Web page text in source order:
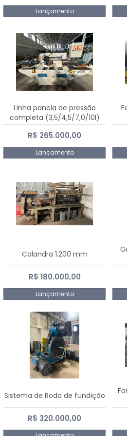
Lançamento
Linha panela de pressão
completa (3,5/4,5/7,0/10l)
R$ 265.000,00
Lançamento
Calandra 1.200 mm
R$ 180.000,00
Lançamento
Sistema de Roda de fundição
R$ 320.000,00